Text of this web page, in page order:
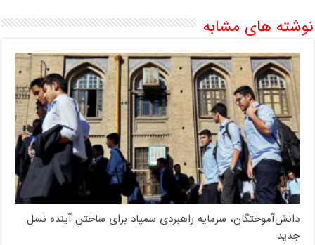
نوشته های مشابه
دانش‌آموختگان، سرمایه راهبردی سمپاد برای ساختن آینده نسل
جدید